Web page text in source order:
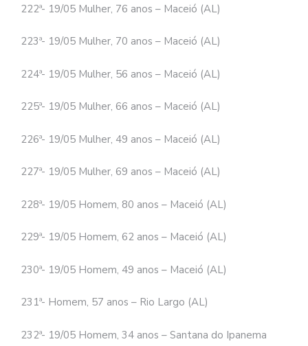
222ª- 19/05 Mulher, 76 anos – Maceió (AL)
223ª- 19/05 Mulher, 70 anos – Maceió (AL)
224ª- 19/05 Mulher, 56 anos – Maceió (AL)
225ª- 19/05 Mulher, 66 anos – Maceió (AL)
226ª- 19/05 Mulher, 49 anos – Maceió (AL)
227ª- 19/05 Mulher, 69 anos – Maceió (AL)
228ª- 19/05 Homem, 80 anos – Maceió (AL)
229ª- 19/05 Homem, 62 anos – Maceió (AL)
230ª- 19/05 Homem, 49 anos – Maceió (AL)
231ª- Homem, 57 anos – Rio Largo (AL)
232ª- 19/05 Homem, 34 anos – Santana do Ipanema